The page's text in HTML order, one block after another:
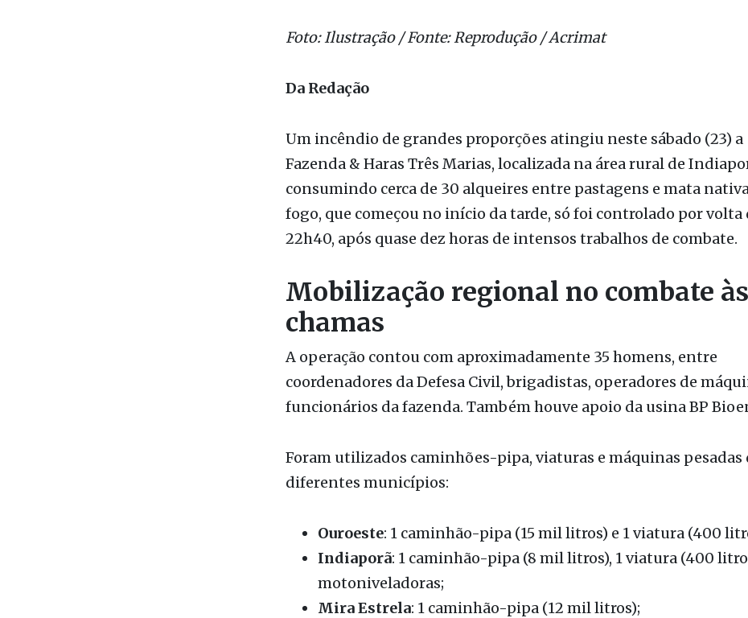
Foto: Ilustração / Fonte: Reprodução / Acrimat
Da Redação
Um incêndio de grandes proporções atingiu neste sábado (23) a
Fazenda & Haras Três Marias, localizada na área rural de
consumindo cerca de 30 alqueires entre pastagens e mata nativa.
22h40, após quase dez horas de intensos trabalhos de combate.
Mobilização regional no combate às
chamas
A operação contou com aproximadamente 35 homens, entre
funcionários da fazenda. Também houve apoio da usina BP
diferentes municípios:
Ouroeste: 1 caminhão-pipa (15 mil litros) e 1 viatura (400
Indiaporã: 1 caminhão-pipa (8 mil litros), 1 viatura (400